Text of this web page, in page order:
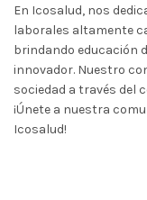
En Icosalud, nos
laborales altamente
brindando educación
innovador. Nuestro
sociedad a través del
¡Únete a nuestra
Icosalud!